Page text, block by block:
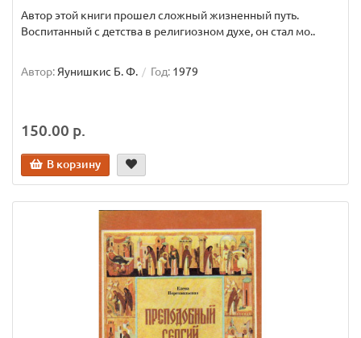
Автор этой книги прошел сложный жизненный путь.
Воспитанный с детства в религиозном духе, он стал мо..
Автор: Яунишкис Б. Ф. Год: 1979
150.00 р.
В корзину